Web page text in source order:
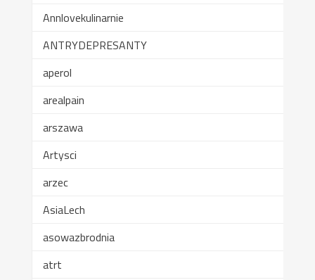
Annlovekulinarnie
ANTRYDEPRESANTY
aperol
arealpain
arszawa
Artysci
arzec
AsiaLech
asowazbrodnia
atrt